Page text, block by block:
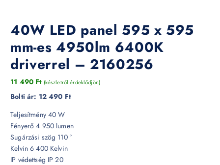
40W LED panel 595 x 595
mm-es 4950lm 6400K
driverrel – 2160256
11 490 Ft (készletről érdeklődjön)
Bolti ár: 12 490 Ft
Teljesítmény 40 W
Fényerő 4 950 lumen
Sugárzási szög 110 °
Kelvin 6 400 Kelvin
IP védettség IP 20